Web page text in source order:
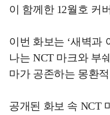
이 함께한 12월호 커
이번 화보는 ‘새벽과
나는 NCT 마크와 부
마가 공존하는 몽환
공개된 화보 속 NCT